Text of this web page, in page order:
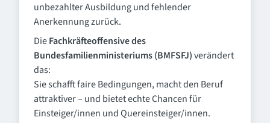
unbezahlter Ausbildung und fehlender
Anerkennung zurück.
DieFachkräfteoffensive des
Bundesfamilienministeriums (BMFSFJ)verändert
das:
Sie schafft faire Bedingungen, macht den Beruf
attraktiver – und bietet echte Chancen für
Einsteiger/innen und Quereinsteiger/innen.